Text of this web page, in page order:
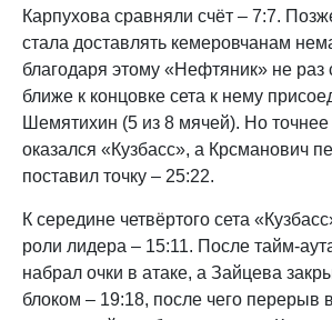
Карпухова сравняли счёт – 7:7.
стала доставлять кемеровчанам
благодаря этому «Нефтяник» не раз
ближе к концовке сета к нему
Шемятихин (5 из 8 мячей). Но точнее
оказался «Кузбасс», а Крсманович
поставил точку – 25:22.
К середине четвёртого сета
роли лидера – 15:11. После тайм-
набрал очки в атаке, а Зайцева
блоком – 19:18, после чего перерыв